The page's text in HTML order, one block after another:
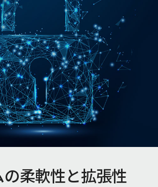
の柔軟性と拡張性